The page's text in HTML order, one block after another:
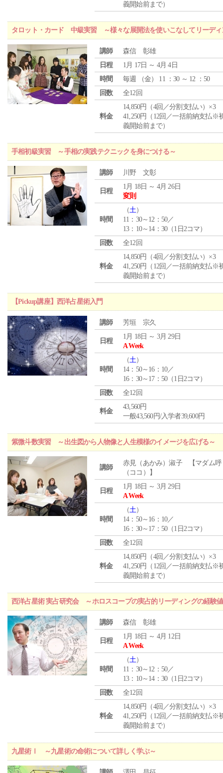
義開始前まで）
タロット・カード 中級実習 ～様々な展開法を使いこなしてリーディ
講師
森信 彰雄
日程
1月 17日 ～ 4月 4日
時間
毎週 （金） 11 ：30 ～ 12 ：50
回数
全12回
料金
14,850円（4回／分割支払い）×3
41,250円（12回／一括前納支払※
義開始前まで）
手相初級実習 ～手相の実践テクニックを身につける～
講師 川野 文彰
日程
1月 18日 ～ 4月 26日
変則
時間
（土）
11：30～12：50／
13：10～14：30（1日2コマ）
回数
全12回
料金
14,850円（4回／分割支払い）×3
41,250円（12回／一括前納支払※
義開始前まで）
【Pickup講座】西洋占星術入門
講師 芳垣 宗久
日程
1月 18日 ～ 3月 29日
A Week
時間
（土）
14：50～16：10／
16：30～17：50（1日2コマ）
回数
全12回
料金
43,560円
一般43,560円/入学者39,600円
紫微斗数実習 ～出生図から人物像と人生模様のイメージを広げる～
講師
赤見（あかみ）淑子 【マダム呼
（ココ）】
日程
1月 18日 ～ 3月 29日
A Week
時間
（土）
14：50～16：10／
16：30～17：50（1日2コマ）
回数
全12回
料金
14,850円（4回／分割支払い）×3
41,250円（12回／一括前納支払※
義開始前まで）
西洋占星術 実占研究会 ～ホロスコープの実占的リーディングの経験
講師 森信 彰雄
日程
1月 18日 ～ 4月 12日
A Week
時間
（土）
11：30～12：50／
13：10～14：30（1日2コマ）
回数
全12回
料金
14,850円（4回／分割支払い）×3
41,250円（12回／一括前納支払※
義開始前まで）
九星術Ⅰ ～九星術の命術について詳しく学ぶ～